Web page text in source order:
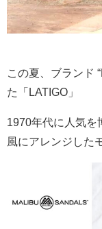
この夏、ブランド
た「LATIGO」
1970年代に人気を
風にアレンジした